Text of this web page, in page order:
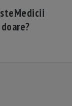
Medicii